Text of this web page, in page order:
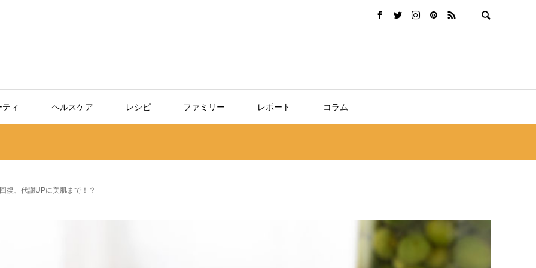
ィ ヘルスケア レシピ ファミリー レポート コラム
復、代謝UPに美肌まで！？